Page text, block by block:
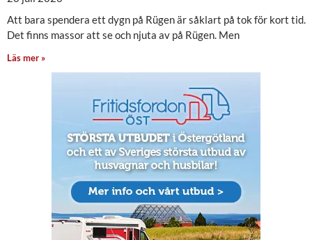
Att bara spendera ett dygn på Rügen är såklart på tok för kort tid.
Det finns massor att se och njuta av på Rügen. Men
Läs mer »